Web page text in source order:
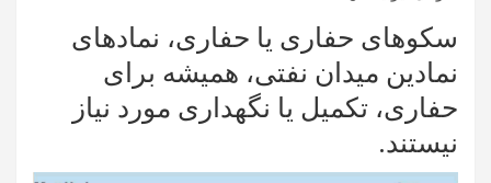
سکوهای حفاری یا حفاری، نمادهای
نمادین میدان نفتی، همیشه برای
حفاری، تکمیل یا نگهداری مورد نیاز
نیستند.